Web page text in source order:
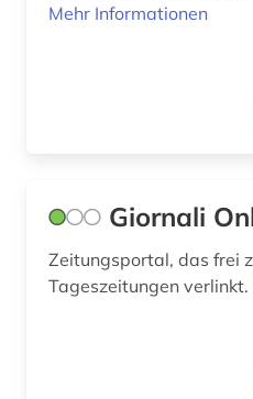
Mehr Informationen
Giornali
Zeitungsportal, das frei
Tageszeitungen verlinkt.